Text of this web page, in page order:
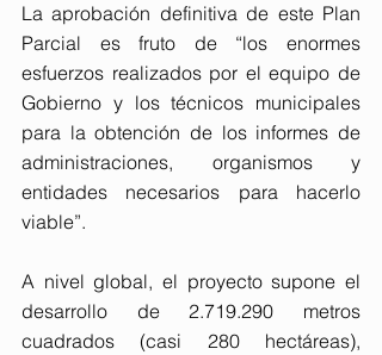
La aprobación definitiva de este Plan
Parcial es fruto de “los enormes
esfuerzos realizados por el equipo de
Gobierno y los técnicos municipales
para la obtención de los informes de
administraciones, organismos y
entidades necesarios para hacerlo
viable”.
A nivel global, el proyecto supone el
desarrollo de 2.719.290 metros
cuadrados (casi 280 hectáreas),